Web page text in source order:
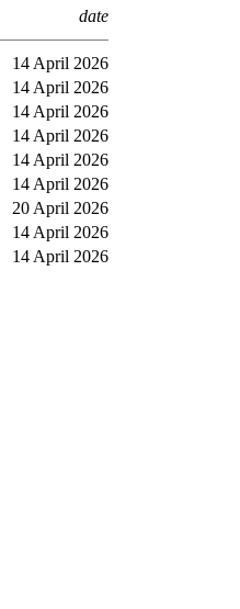
date
14 April 2026
14 April 2026
14 April 2026
14 April 2026
14 April 2026
14 April 2026
20 April 2026
14 April 2026
14 April 2026